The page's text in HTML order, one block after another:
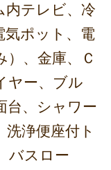
内テレビ、冷
気ポット、電
、金庫、Ｃ
ヤー、ブル
台、シャワー
浄便座付ト
バスロー